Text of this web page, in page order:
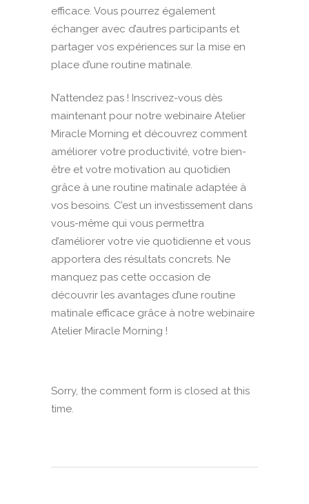
efficace. Vous pourrez également
échanger avec d’autres participants et
partager vos expériences sur la mise en
place d’une routine matinale.
N’attendez pas ! Inscrivez-vous dès
maintenant pour notre webinaire Atelier
Miracle Morning et découvrez comment
améliorer votre productivité, votre bien-
être et votre motivation au quotidien
grâce à une routine matinale adaptée à
vos besoins. C’est un investissement dans
vous-même qui vous permettra
d’améliorer votre vie quotidienne et vous
apportera des résultats concrets. Ne
manquez pas cette occasion de
découvrir les avantages d’une routine
matinale efficace grâce à notre webinaire
Atelier Miracle Morning !
Sorry, the comment form is closed at this
time.